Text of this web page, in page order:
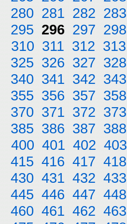
280 281 282 283
295 296 297 298
310 311 312 313
325 326 327 328
340 341 342 343
355 356 357 358
370 371 372 373
385 386 387 388
400 401 402 403
415 416 417 418
430 431 432 433
445 446 447 448
460 461 462 463